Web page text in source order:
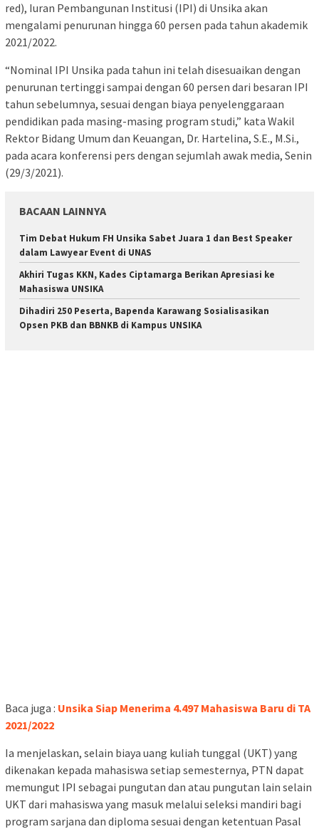
red), Iuran Pembangunan Institusi (IPI) di Unsika akan
mengalami penurunan hingga 60 persen pada tahun akademik
2021/2022.
“Nominal IPI Unsika pada tahun ini telah disesuaikan dengan
penurunan tertinggi sampai dengan 60 persen dari besaran IPI
tahun sebelumnya, sesuai dengan biaya penyelenggaraan
pendidikan pada masing-masing program studi,” kata Wakil
Rektor Bidang Umum dan Keuangan, Dr. Hartelina, S.E., M.Si.,
pada acara konferensi pers dengan sejumlah awak media, Senin
(29/3/2021).
BACAAN LAINNYA
Tim Debat Hukum FH Unsika Sabet Juara 1 dan Best Speaker
dalam Lawyear Event di UNAS
Akhiri Tugas KKN, Kades Ciptamarga Berikan Apresiasi ke
Mahasiswa UNSIKA
Dihadiri 250 Peserta, Bapenda Karawang Sosialisasikan
Opsen PKB dan BBNKB di Kampus UNSIKA
Baca juga : Unsika Siap Menerima 4.497 Mahasiswa Baru di TA
2021/2022
Ia menjelaskan, selain biaya uang kuliah tunggal (UKT) yang
dikenakan kepada mahasiswa setiap semesternya, PTN dapat
memungut IPI sebagai pungutan dan atau pungutan lain selain
UKT dari mahasiswa yang masuk melalui seleksi mandiri bagi
program sarjana dan diploma sesuai dengan ketentuan Pasal